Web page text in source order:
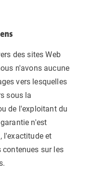
des sites Web
n'avons aucune
vers lesquelles
sous la
de l'exploitant du
n'est
l'exactitude et
sur les